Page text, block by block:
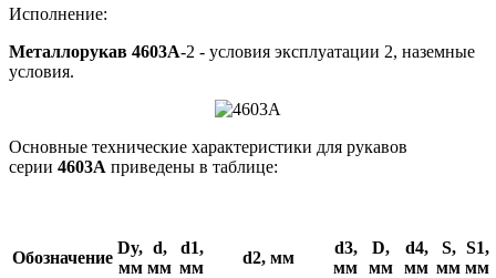
Исполнение:
Металлорукав 4603А-2 - условия эксплуатации 2, наземные
условия.
Основные технические характеристики для рукавов
серии 4603A приведены в таблице:
Обозначение
Dy,
мм
d,
мм
d1,
мм
d2, мм
d3,
мм
D,
мм
d4,
мм
S,
мм
S1,
мм